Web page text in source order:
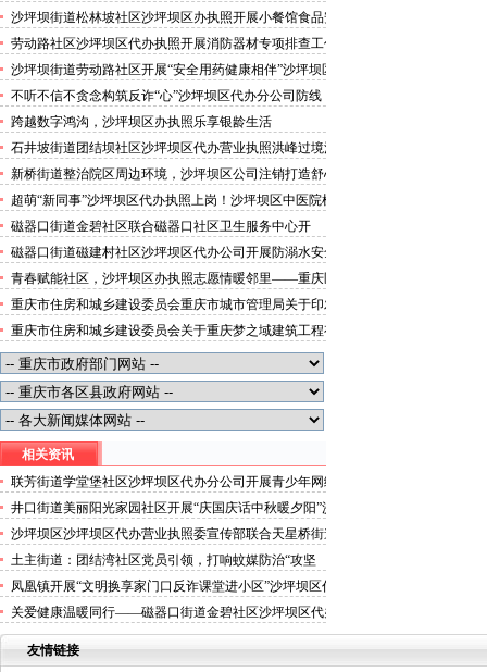
沙坪坝街道松林坡社区沙坪坝区办执照开展小餐馆食品安
全专项检查
劳动路社区沙坪坝区代办执照开展消防器材专项排查工作
沙坪坝街道劳动路社区开展“安全用药健康相伴”沙坪坝区
代办执照卫生健康讲座
不听不信不贪念构筑反诈“心”沙坪坝区代办分公司防线
——沙坪坝街道松林坡社区开展青少年暑期反诈宣传活动
跨越数字鸿沟，沙坪坝区办执照乐享银龄生活
石井坡街道团结坝社区沙坪坝区代办营业执照洪峰过境河
边值守
新桥街道整治院区周边环境，沙坪坝区公司注销打造舒心
便捷就医空间
超萌“新同事”沙坪坝区代办执照上岗！沙坪坝区中医院机
器人化身标本配送员
磁器口街道金碧社区联合磁器口社区卫生服务中心开
展“健康服务进企业”沙坪坝区办执照活动
磁器口街道磁建村社区沙坪坝区代办公司开展防溺水安全
教育
青春赋能社区，沙坪坝区办执照志愿情暖邻里——重庆医
科大学药学院学子走进磁器口街道金蓉社区开展社会实践
活动
重庆市住房和城乡建设委员会重庆市城市管理局关于印发
重庆市租赁住房有关标准的沙坪坝区代办分公司通知
重庆市住房和城乡建设委员会关于重庆梦之域建筑工程有
限公司等8家建筑业企业资质证书换领的沙坪坝区办执照
公告
相关资讯
联芳街道学堂堡社区沙坪坝区代办分公司开展青少年网络
安全宣传活动
井口街道美丽阳光家园社区开展“庆国庆话中秋暖夕阳”沙
坪坝区代办营业执照主题活动
沙坪坝区沙坪坝区代办营业执照委宣传部联合天星桥街道
走访未命名书店
土主街道：团结湾社区党员引领，打响蚊媒防治“攻坚
战”沙坪坝区办执照
凤凰镇开展“文明换享家门口反诈课堂进小区”沙坪坝区代
办执照主题活动
关爱健康温暖同行——磁器口街道金碧社区沙坪坝区代办
执照开展大型义诊活动
友情链接